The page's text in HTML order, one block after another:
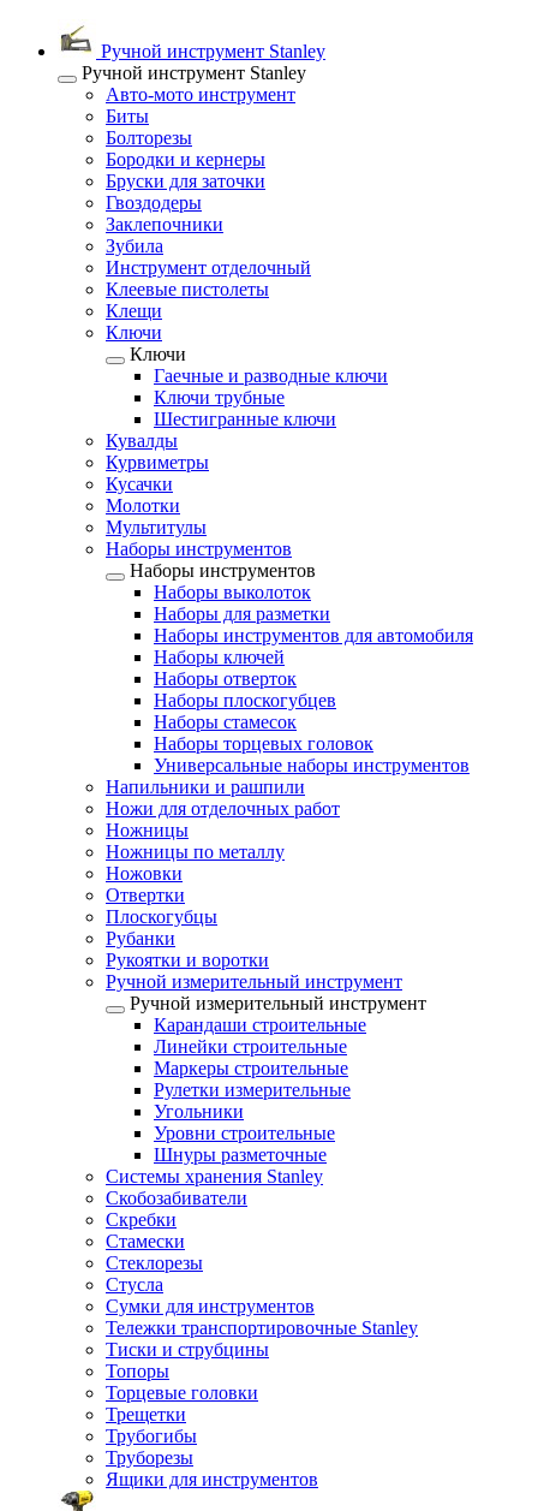
Ручной инструмент Stanley
Ручной инструмент Stanley
Авто-мото инструмент
Биты
Болторезы
Бородки и кернеры
Бруски для заточки
Гвоздодеры
Заклепочники
Зубила
Инструмент отделочный
Клеевые пистолеты
Клещи
Ключи
Ключи
Гаечные и разводные ключи
Ключи трубные
Шестигранные ключи
Кувалды
Курвиметры
Кусачки
Молотки
Мультитулы
Наборы инструментов
Наборы инструментов
Наборы выколоток
Наборы для разметки
Наборы инструментов для автомобиля
Наборы ключей
Наборы отверток
Наборы плоскогубцев
Наборы стамесок
Наборы торцевых головок
Универсальные наборы инструментов
Напильники и рашпили
Ножи для отделочных работ
Ножницы
Ножницы по металлу
Ножовки
Отвертки
Плоскогубцы
Рубанки
Рукоятки и воротки
Ручной измерительный инструмент
Ручной измерительный инструмент
Карандаши строительные
Линейки строительные
Маркеры строительные
Рулетки измерительные
Угольники
Уровни строительные
Шнуры разметочные
Системы хранения Stanley
Скобозабиватели
Скребки
Стамески
Стеклорезы
Стусла
Сумки для инструментов
Тележки транспортировочные Stanley
Тиски и струбцины
Топоры
Торцевые головки
Трещетки
Трубогибы
Труборезы
Ящики для инструментов